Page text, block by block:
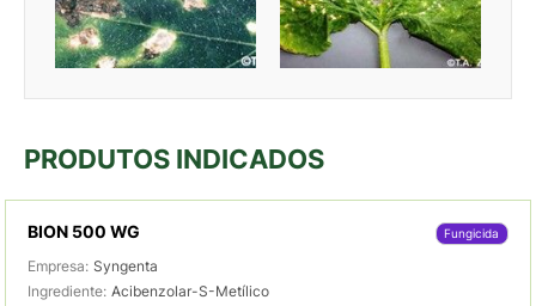
PRODUTOS INDICADOS
BION 500 WG Fungicida
Empresa: Syngenta
Ingrediente: Acibenzolar-S-Metílico